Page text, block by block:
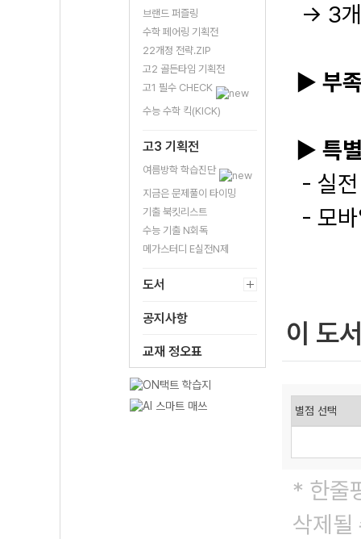
브랜드 퍼즐링
수학 페어링 기획전
22개정 전략.ZIP
고2 골든타임 기획전
고1 필수 CHECK
수능 수학 킥(KICK)
고3 기획전
여름방학 학습진단
지금은 문제풀이 타이밍
기출 북킷리스트
수능 기출 N회독
메가스터디 E실전N제
도서
공지사항
교재 정오표
→ 3개
▶ 부
▶ 특
- 실
- 모
이 도
* 한줄
삭제될